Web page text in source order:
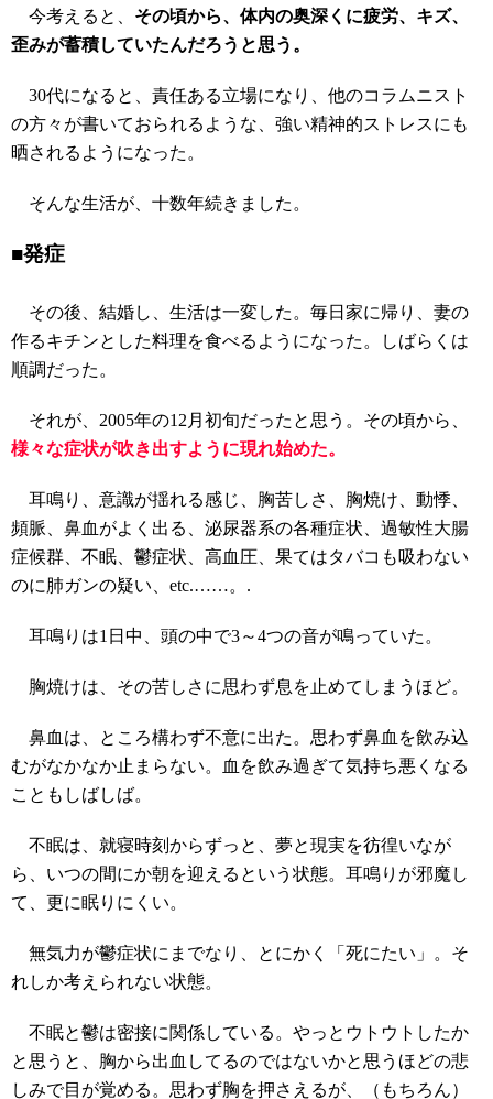
今考えると、 その頃から、体内の奥深くに疲労、キズ、
歪みが蓄積していたんだろうと思う。
30代になると、責任ある立場になり、他のコラムニスト
の方々が書いておられるような、強い精神的ストレスにも
晒されるようになった。
そんな生活が、十数年続きました。
■発症
その後、結婚し、生活は一変した。毎日家に帰り、妻の
作るキチンとした料理を食べるようになった。しばらくは
順調だった。
それが、2005年の12月初旬だったと思う。その頃から、
様々な症状が吹き出すように現れ始めた。
耳鳴り、意識が揺れる感じ、胸苦しさ、胸焼け、動悸、
頻脈、鼻血がよく出る、泌尿器系の各種症状、過敏性大腸
症候群、不眠、鬱症状、高血圧、果てはタバコも吸わない
のに肺ガンの疑い、etc.……。.
耳鳴りは1日中、頭の中で3～4つの音が鳴っていた。
胸焼けは、その苦しさに思わず息を止めてしまうほど。
鼻血は、ところ構わず不意に出た。思わず鼻血を飲み込
むがなかなか止まらない。血を飲み過ぎて気持ち悪くなる
こともしばしば。
不眠は、就寝時刻からずっと、夢と現実を彷徨いなが
ら、いつの間にか朝を迎えるという状態。耳鳴りが邪魔し
て、更に眠りにくい。
無気力が鬱症状にまでなり、とにかく「死にたい」。そ
れしか考えられない状態。
不眠と鬱は密接に関係している。やっとウトウトしたか
と思うと、胸から出血してるのではないかと思うほどの悲
しみで目が覚める。思わず胸を押さえるが、（もちろん）